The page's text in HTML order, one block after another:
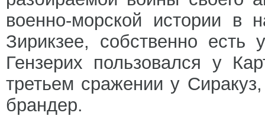
военно-морской истории в
Зирикзее, собственно есть
Гензерих пользовался у
третьем сражении у
брандер.